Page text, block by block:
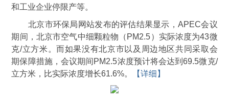
和工业企业停限产等。
北京市环保局网站发布的评估结果显示，APEC会议
期间，北京市空气中细颗粒物（PM2.5）实际浓度为43微
克/立方米。而如果没有北京市以及周边地区共同采取会
期保障措施，会议期间PM2.5浓度预计将会达到69.5微克/
立方米，比实际浓度增长61.6%。
【详细】